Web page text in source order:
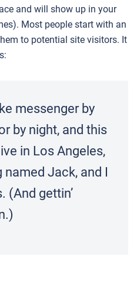
and will show up in your
Most people start with an
to potential site visitors. It
messenger by
by night, and this
in Los Angeles,
named Jack, and I
(And gettin’